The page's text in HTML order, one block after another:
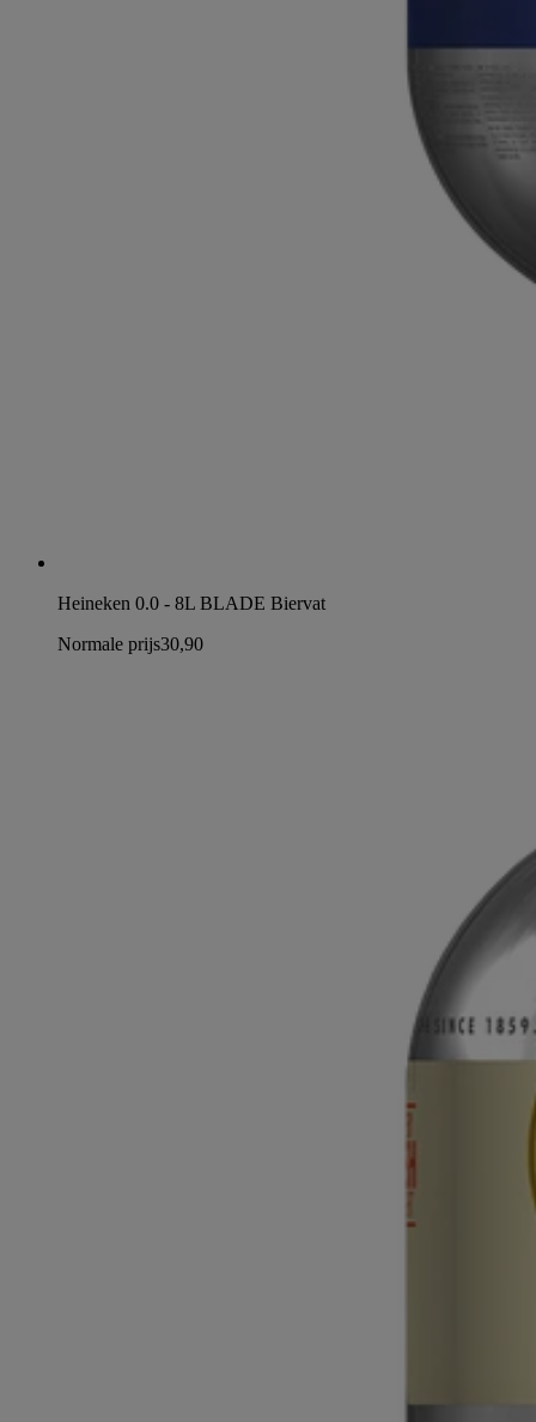
Heineken 0.0 - 8L BLADE Biervat
Normale prijs30,90